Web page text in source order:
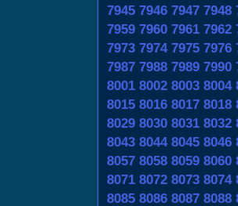
7945 7946 7947 7948
7959 7960 7961 7962
7973 7974 7975 7976
7987 7988 7989 7990
8001 8002 8003 8004
8015 8016 8017 8018
8029 8030 8031 8032
8043 8044 8045 8046
8057 8058 8059 8060
8071 8072 8073 8074
8085 8086 8087 8088